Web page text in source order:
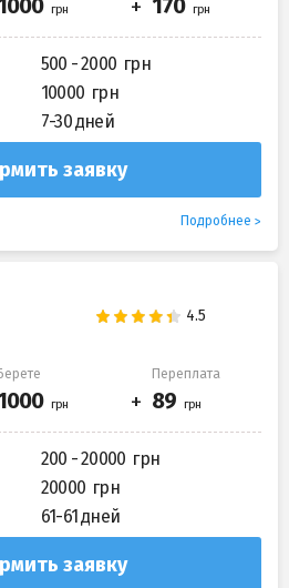
500 - 2000
10000
7-30 дней
заявку
Подробнее
Берете Переплата
200 - 20000
20000
61-61 дней
заявку